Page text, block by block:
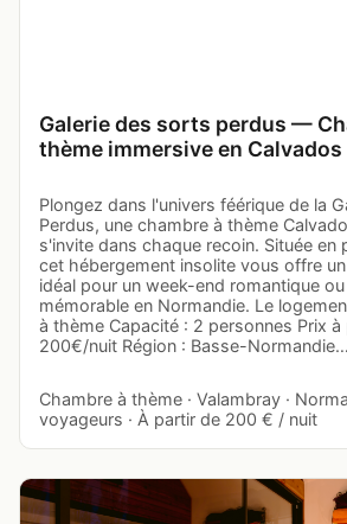
Galerie des sorts perdus —
thème immersive en Calvados
Plongez dans l'univers féérique de la
Perdus, une chambre à thème
s'invite dans chaque recoin. Située en
cet hébergement insolite vous offre
idéal pour un week-end romantique
mémorable en Normandie. Le
à thème Capacité : 2 personnes Prix à
200€/nuit Région : Basse-Normandie…
Chambre à thème · Valambray ·
voyageurs · À partir de 200 € / nuit